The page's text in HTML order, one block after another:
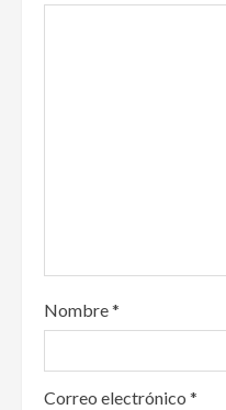
n
Nombre*
Correo electrónico *